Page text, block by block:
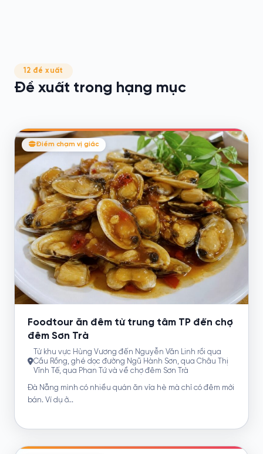
12 đề xuất
Đề xuất trong hạng mục
Điểm chạm vị giác
Foodtour ăn đêm từ trung tâm TP đến chợ
đêm Sơn Trà
Từ khu vực Hùng Vương đến Nguyễn Văn Linh rồi qua
Cầu Rồng, ghé dọc đường Ngũ Hành Sơn, qua Châu Thị
Vĩnh Tế, qua Phan Tứ và về chợ đêm Sơn Trà
Đà Nẵng mình có nhiều quán ăn vỉa hè mà chỉ có đêm mới
bán. Ví dụ ở...